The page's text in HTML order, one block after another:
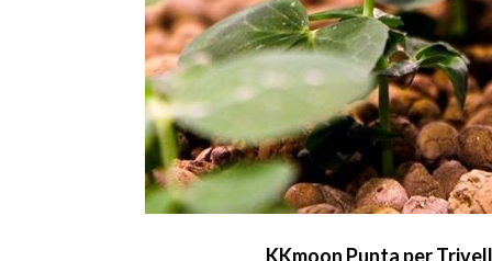
KKmoon Punta per